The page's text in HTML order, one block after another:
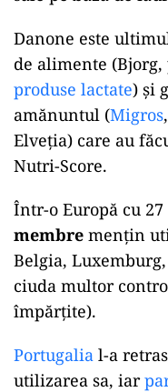
Danone este
de alimente
produse lactate) și
amănuntul (Migros
Elveția) care au
Nutri-Score.
Într-o Europă cu
membre mențin
Belgia,
ciuda multor
împărțite).
Portugalia l-a
utilizarea sa, iar